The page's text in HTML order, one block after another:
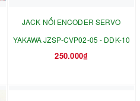
JACK NỐI ENCODER SERVO
YAKAWA JZSP-CVP02-05 - DDK-10
250.000₫